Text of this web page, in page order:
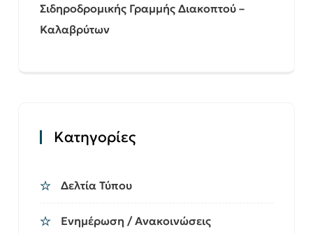
Σιδηροδρομικής Γραμμής Διακοπτού –
Καλαβρύτων
Kατηγορίες
Δελτία Τύπου
Ενημέρωση / Ανακοινώσεις